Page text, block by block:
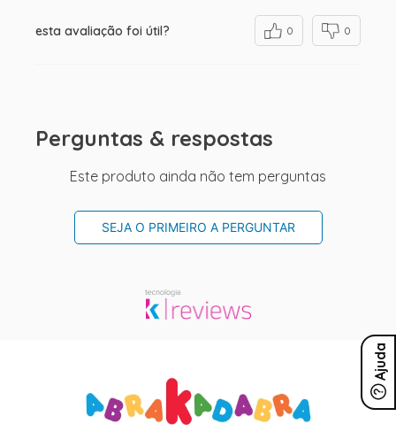
esta avaliação foi útil? 0 0
Perguntas & respostas
Este produto ainda não tem perguntas
SEJA O PRIMEIRO A PERGUNTAR
Ajuda